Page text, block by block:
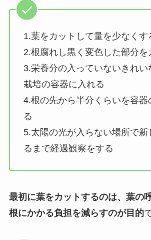
1.葉をカットして量を少なくす
2.根腐れし黒く変色した部分を
3.栄養分の入っていないきれい
栽培の容器に入れる
4.根の先から半分くらいを容器
る
5.太陽の光が入らない場所で新
るまで経過観察をする
最初に葉をカットするのは、葉の
根にかかる負担を減らすのが目的